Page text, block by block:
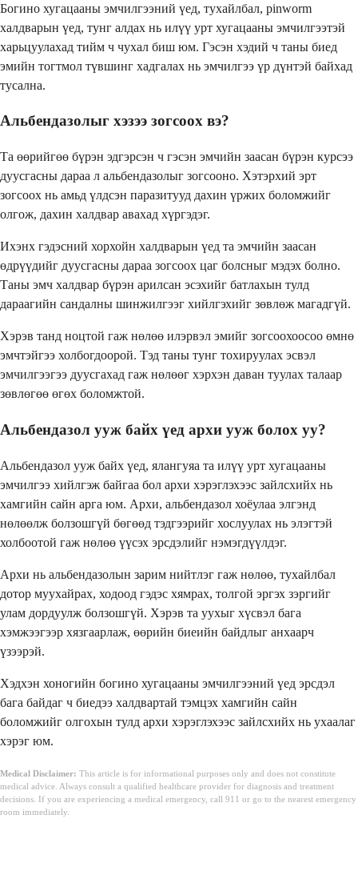
Богино хугацааны эмчилгээний үед, тухайлбал, pinworm
халдварын үед, тунг алдах нь илүү урт хугацааны эмчилгээтэй
харьцуулахад тийм ч чухал биш юм. Гэсэн хэдий ч таны биед
эмийн тогтмол түвшинг хадгалах нь эмчилгээ үр дүнтэй байхад
тусална.
Альбендазолыг хэзээ зогсоох вэ?
Та өөрийгөө бүрэн эдгэрсэн ч гэсэн эмчийн заасан бүрэн курсээ
дуусгасны дараа л альбендазолыг зогсооно. Хэтэрхий эрт
зогсоох нь амьд үлдсэн паразитууд дахин үржих боломжийг
олгож, дахин халдвар авахад хүргэдэг.
Ихэнх гэдэсний хорхойн халдварын үед та эмчийн заасан
өдрүүдийг дуусгасны дараа зогсоох цаг болсныг мэдэх болно.
Таны эмч халдвар бүрэн арилсан эсэхийг батлахын тулд
дараагийн сандалны шинжилгээг хийлгэхийг зөвлөж магадгүй.
Хэрэв танд ноцтой гаж нөлөө илэрвэл эмийг зогсоохоосоо өмнө
эмчтэйгээ холбогдоорой. Тэд таны тунг тохируулах эсвэл
эмчилгээгээ дуусгахад гаж нөлөөг хэрхэн даван туулах талаар
зөвлөгөө өгөх боломжтой.
Альбендазол ууж байх үед архи ууж болох уу?
Альбендазол ууж байх үед, ялангуяа та илүү урт хугацааны
эмчилгээ хийлгэж байгаа бол архи хэрэглэхээс зайлсхийх нь
хамгийн сайн арга юм. Архи, альбендазол хоёулаа элгэнд
нөлөөлж болзошгүй бөгөөд тэдгээрийг хослуулах нь элэгтэй
холбоотой гаж нөлөө үүсэх эрсдэлийг нэмэгдүүлдэг.
Архи нь альбендазолын зарим нийтлэг гаж нөлөө, тухайлбал
дотор муухайрах, ходоод гэдэс хямрах, толгой эргэх зэргийг
улам дордуулж болзошгүй. Хэрэв та уухыг хүсвэл бага
хэмжээгээр хязгаарлаж, өөрийн биеийн байдлыг анхаарч
үзээрэй.
Хэдхэн хоногийн богино хугацааны эмчилгээний үед эрсдэл
бага байдаг ч биедээ халдвартай тэмцэх хамгийн сайн
боломжийг олгохын тулд архи хэрэглэхээс зайлсхийх нь ухаалаг
хэрэг юм.
Medical Disclaimer: This article is for informational purposes only and does not constitute
medical advice. Always consult a qualified healthcare provider for diagnosis and treatment
decisions. If you are experiencing a medical emergency, call 911 or go to the nearest emergency
room immediately.